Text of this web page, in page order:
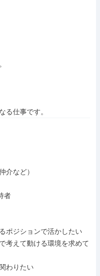
る仕事です。
介など）
者
ポジションで活かしたい
考えて動ける環境を求めて
わりたい